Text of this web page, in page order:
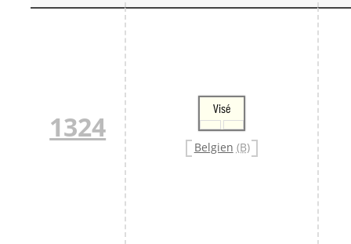
1324
Visé
Belgien (B)